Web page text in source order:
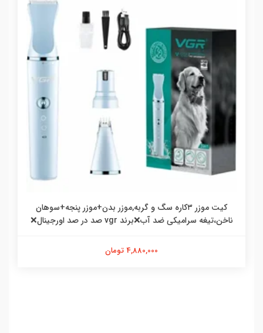
کیت موزر ۳کاره سگ و گربه,موزر بدن+موزر پنجه+سوهان
ناخن،تیغه سرامیکی ضد آب❌برند vgr صد در صد اورجینال❌
4,880,000 تومان